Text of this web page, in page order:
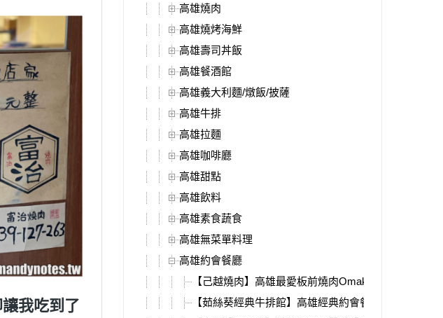
高雄燒肉
高雄燒烤海鮮
高雄壽司丼飯
高雄餐酒館
高雄義大利麵/燉飯/披薩
高雄牛排
高雄拉麵
高雄咖啡廳
高雄甜點
高雄飲料
高雄素食蔬食
高雄無菜單料理
高雄約會餐廳
【己越燒肉】高雄最愛板前燒肉Omakase，全新燒肉
【茹絲葵經典牛排館】高雄經典約會餐廳，甜點必吃